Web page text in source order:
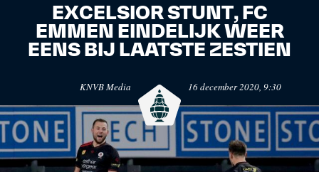
aan.
Inloggen
Registreren
ondersteuning van het
Nederlandse voetbal.
Het officiële kanaal van de
KNVB voor alle Oranjefans.
EXCELSIOR STUNT, FC
EMMEN EINDELIJK WEER
EENS BIJ LAATSTE ZESTIEN
KNVB Media 16 december 2020, 9:30